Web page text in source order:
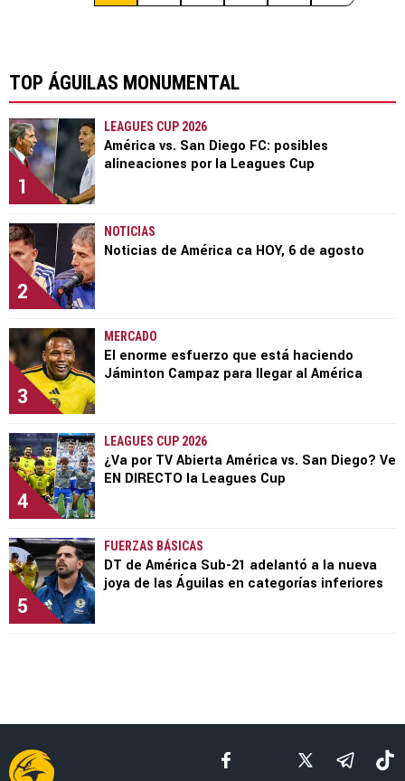
TOP ÁGUILAS MONUMENTAL
1
LEAGUES CUP 2026
América vs. San Diego FC: posibles
alineaciones por la Leagues Cup
2
NOTICIAS
Noticias de América ca HOY, 6 de agosto
3
MERCADO
El enorme esfuerzo que está haciendo
Jáminton Campaz para llegar al América
4
LEAGUES CUP 2026
¿Va por TV Abierta América vs. San Diego? Ve
EN DIRECTO la Leagues Cup
5
FUERZAS BÁSICAS
DT de América Sub-21 adelantó a la nueva
joya de las Águilas en categorías inferiores